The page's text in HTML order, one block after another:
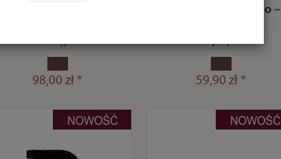
98,00 zł *
ManeCare CocoBello –
59,90 zł *